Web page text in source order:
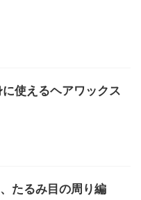
使えるヘアワックス
たるみ目の周り編